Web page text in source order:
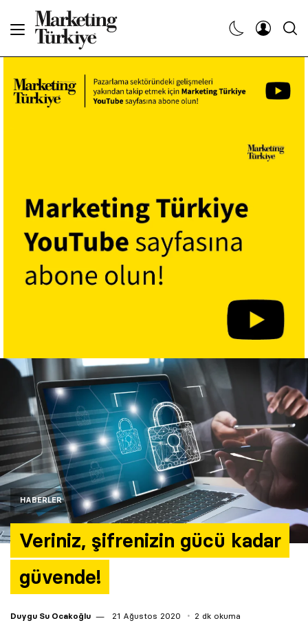
HABERLER
Veriniz, şifrenizin gücü kadar
güvende!
Duygu Su Ocakoğlu 21 Ağustos 2020 2 dk okuma
Haberler
Etkinlikler
Söyleşiler
Kariyer
Araştırma